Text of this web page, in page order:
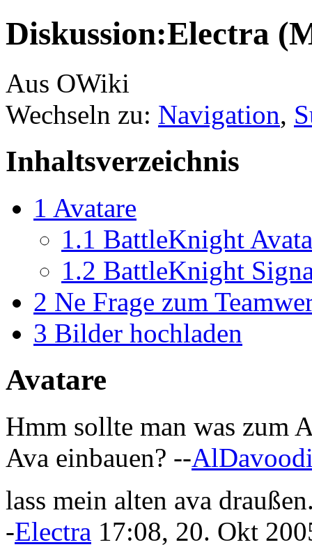
Diskussion:Electra
Aus OWiki
Wechseln zu: Navigation,
Inhaltsverzeichnis
1 Avatare
1.1 BattleKnight
1.2 BattleKnight
2 Ne Frage zum
3 Bilder hochladen
Avatare
Hmm sollte man was zum
Ava einbauen? --
lass mein alten ava
-Electra 17:08, 20. Okt